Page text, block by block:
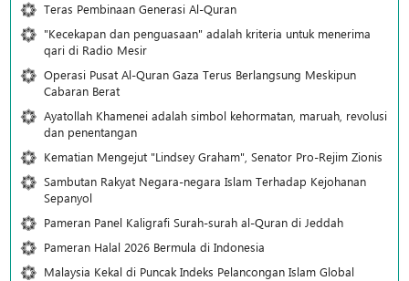
Teras Pembinaan Generasi Al-Quran
"Kecekapan dan penguasaan" adalah kriteria untuk menerima
qari di Radio Mesir
Operasi Pusat Al-Quran Gaza Terus Berlangsung Meskipun
Cabaran Berat
Ayatollah Khamenei adalah simbol kehormatan, maruah, revolusi
dan penentangan
Kematian Mengejut "Lindsey Graham", Senator Pro-Rejim Zionis
Sambutan Rakyat Negara-negara Islam Terhadap Kejohanan
Sepanyol
Pameran Panel Kaligrafi Surah-surah al-Quran di Jeddah
Pameran Halal 2026 Bermula di Indonesia
Malaysia Kekal di Puncak Indeks Pelancongan Islam Global